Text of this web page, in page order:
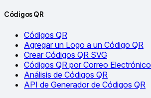
Códigos QR
Códigos QR
Agregar un Logo a un Código QR
Crear Códigos QR SVG
Códigos QR por Correo Electrónico
Análisis de Códigos QR
API de Generador de Códigos QR